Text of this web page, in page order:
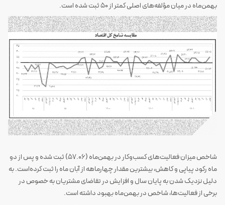
بهمن‌ماه در میان مؤلفه‌های اصلی کمتر از 50 ثبت شده است.
شاخص میزان فعالیت‌های کسب‌وکار در بهمن‌ماه (57.06) ثبت شده و پس از دو
ماه رکود پیاپی و کاهش، بیشترین مقدار چهارماهه از آبان ماه را ثبت کرده‌است. به
دلیل نزدیک شدن به پایان سال و افزایش در تقاضای مشتریان به خصوص در
برخی از فعالیت‌ها، شاخص در بهمن‌ماه بهبود داشته است.